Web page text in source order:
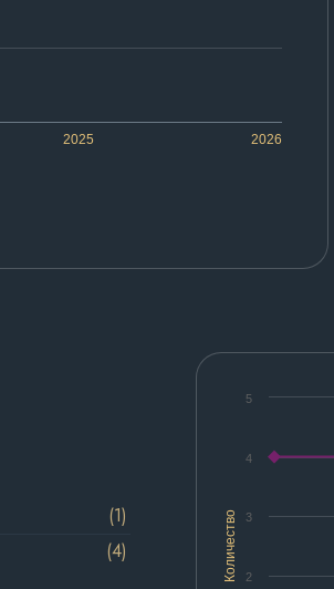
2025 2026
Количество 2
3
4
5
(1)
(4)